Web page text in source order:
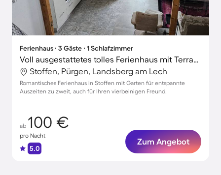
Ferienhaus ∙ 3 Gäste ∙ 1 Schlafzimmer
Voll ausgestattetes tolles Ferienhaus mit Terrasse | Perfekt für die Arbeit von Zuhause | Haustiere erlaubt
Stoffen, Pürgen, Landsberg am Lech
Romantisches Ferienhaus in Stoffen mit Garten für entspannte
Auszeiten zu zweit, auch für Ihren vierbeinigen Freund.
ab 100 €
pro Nacht
5.0
Zum Angebot